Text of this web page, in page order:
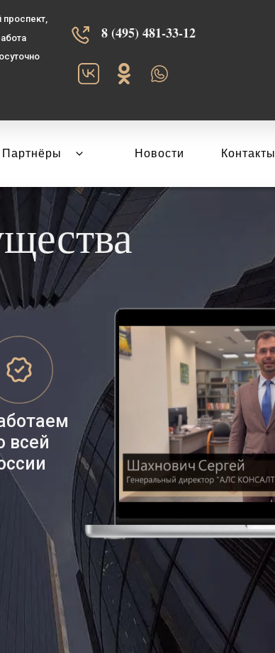
проспект,
8 (495) 481-33-12‬‬
Партнёры Новости Контакты
всей